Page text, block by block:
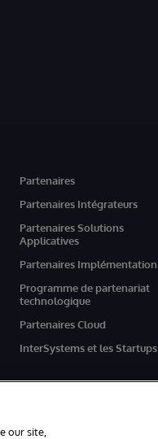
Partenaires
Partenaires Intégrateurs
Partenaires Solutions
Applicatives
Partenaires Implémentation
Programme de partenariat
technologique
Partenaires Cloud
InterSystems et les Startups
our site,